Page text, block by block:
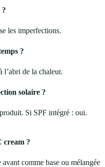
?
les imperfections.
?
l’abri de la chaleur.
solaire ?
Si SPF intégré : oui.
cream ?
comme base ou mélangée